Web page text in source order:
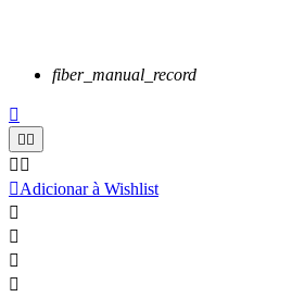
fiber_manual_record

 
 
Adicionar à Wishlist



